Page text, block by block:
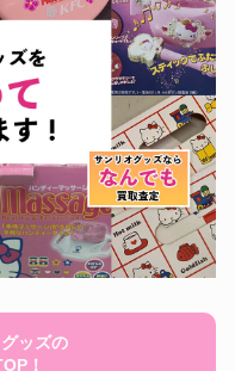
ッズの
！